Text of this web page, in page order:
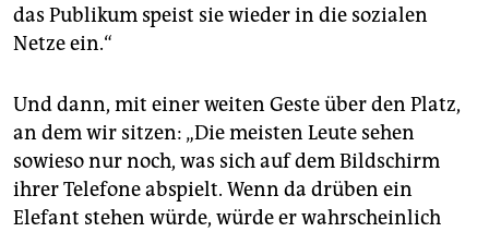
das Publikum speist sie wieder in die sozialen
Netze ein.“
Und dann, mit einer weiten Geste über den Platz,
an dem wir sitzen: „Die meisten Leute sehen
sowieso nur noch, was sich auf dem Bildschirm
ihrer Telefone abspielt. Wenn da drüben ein
Elefant stehen würde, würde er wahrscheinlich